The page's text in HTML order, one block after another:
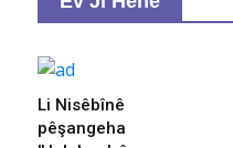
Li Nisêbînê
pêşangeha